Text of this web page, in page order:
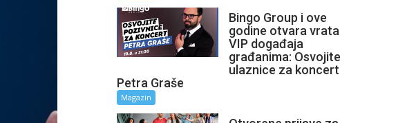
Bingo Group i ove
godine otvara vrata
VIP događaja
građanima: Osvojite
ulaznice za koncert
Petra Graše
Magazin